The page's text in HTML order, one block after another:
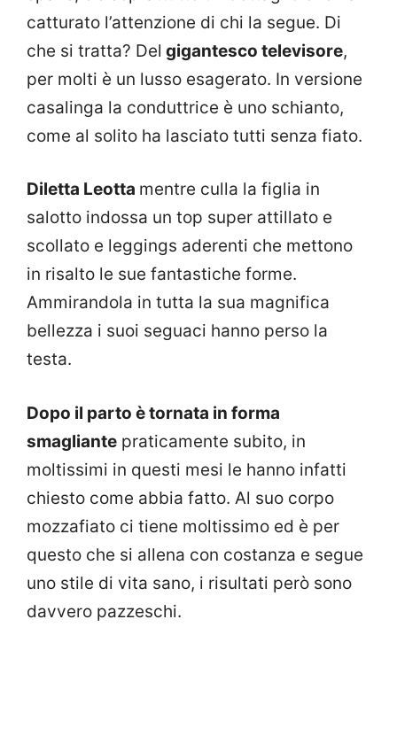
catturato l’attenzione di chi la segue. Di
che si tratta? Del gigantesco televisore,
per molti è un lusso esagerato. In versione
casalinga la conduttrice è uno schianto,
come al solito ha lasciato tutti senza fiato.
Diletta Leotta mentre culla la figlia in
salotto indossa un top super attillato e
scollato e leggings aderenti che mettono
in risalto le sue fantastiche forme.
Ammirandola in tutta la sua magnifica
bellezza i suoi seguaci hanno perso la
testa.
Dopo il parto è tornata in forma
smagliante praticamente subito, in
moltissimi in questi mesi le hanno infatti
chiesto come abbia fatto. Al suo corpo
mozzafiato ci tiene moltissimo ed è per
questo che si allena con costanza e segue
uno stile di vita sano, i risultati però sono
davvero pazzeschi.